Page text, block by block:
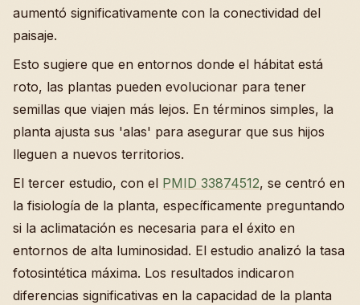
aumentó significativamente con la conectividad del
paisaje.
Esto sugiere que en entornos donde el hábitat está
roto, las plantas pueden evolucionar para tener
semillas que viajen más lejos. En términos simples, la
planta ajusta sus 'alas' para asegurar que sus hijos
lleguen a nuevos territorios.
El tercer estudio, con el PMID 33874512, se centró en
la fisiología de la planta, específicamente preguntando
si la aclimatación es necesaria para el éxito en
entornos de alta luminosidad. El estudio analizó la tasa
fotosintética máxima. Los resultados indicaron
diferencias significativas en la capacidad de la planta